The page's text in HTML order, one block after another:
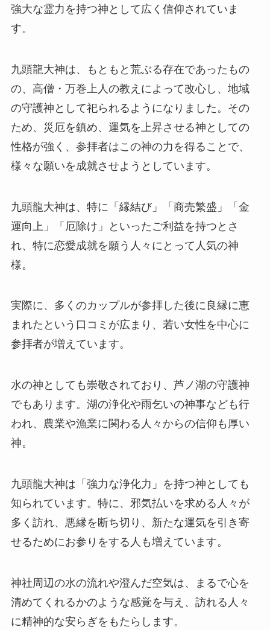
強大な霊力を持つ神として広く信仰されていま
す。
九頭龍大神は、もともと荒ぶる存在であったもの
の、高僧・万巻上人の教えによって改心し、地域
の守護神として祀られるようになりました。その
ため、災厄を鎮め、運気を上昇させる神としての
性格が強く、参拝者はこの神の力を得ることで、
様々な願いを成就させようとしています。
九頭龍大神は、特に「縁結び」「商売繁盛」「金
運向上」「厄除け」といったご利益を持つとさ
れ、特に恋愛成就を願う人々にとって人気の神
様。
実際に、多くのカップルが参拝した後に良縁に恵
まれたという口コミが広まり、若い女性を中心に
参拝者が増えています。
水の神としても崇敬されており、芦ノ湖の守護神
でもあります。湖の浄化や雨乞いの神事なども行
われ、農業や漁業に関わる人々からの信仰も厚い
神。
九頭龍大神は「強力な浄化力」を持つ神としても
知られています。特に、邪気払いを求める人々が
多く訪れ、悪縁を断ち切り、新たな運気を引き寄
せるためにお参りをする人も増えています。
神社周辺の水の流れや澄んだ空気は、まるで心を
清めてくれるかのような感覚を与え、訪れる人々
に精神的な安らぎをもたらします。